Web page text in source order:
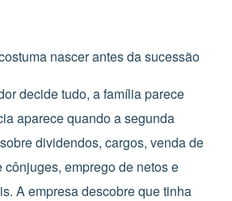
nascer antes da sucessão
decide tudo, a família parece
aparece quando a segunda
dividendos, cargos, venda de
cônjuges, emprego de netos e
A empresa descobre que tinha